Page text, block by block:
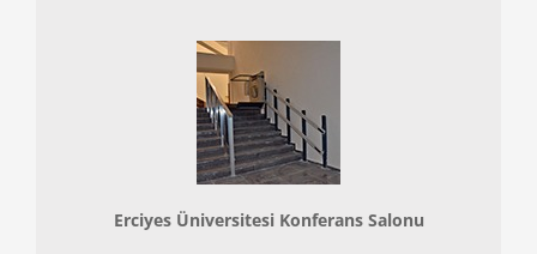
Erciyes Üniversitesi Konferans Salonu